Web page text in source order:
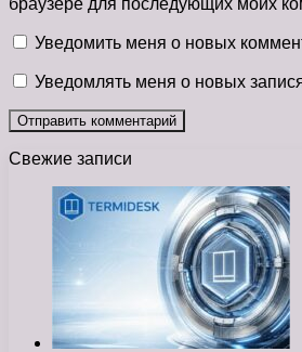
браузере для последующих моих
Уведомить меня о новых
Уведомлять меня о новых
Свежие записи